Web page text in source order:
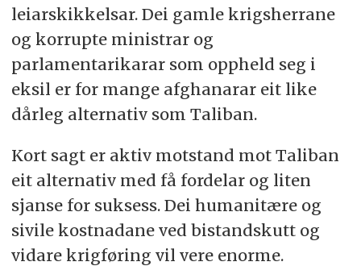
leiarskikkelsar. Dei gamle krigsherrane
og korrupte ministrar og
parlamentarikarar som oppheld seg i
eksil er for mange afghanarar eit like
dårleg alternativ som Taliban.
Kort sagt er aktiv motstand mot Taliban
eit alternativ med få fordelar og liten
sjanse for suksess. Dei humanitære og
sivile kostnadane ved bistandskutt og
vidare krigføring vil vere enorme.